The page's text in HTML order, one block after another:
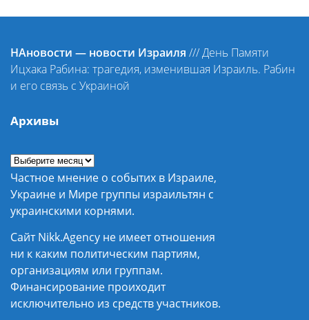
НАновости — новости Израиля ///День Памяти
Ицхака Рабина: трагедия, изменившая Израиль. Рабин
и его связь с Украиной
Архивы
Частное мнение о событих в Израиле,
Украине и Мире группы израильтян с
украинскими корнями.
Сайт Nikk.Agency не имеет отношения
ни к каким политическим партиям,
организациям или группам.
Финансирование проиходит
исключительно из средств участников.